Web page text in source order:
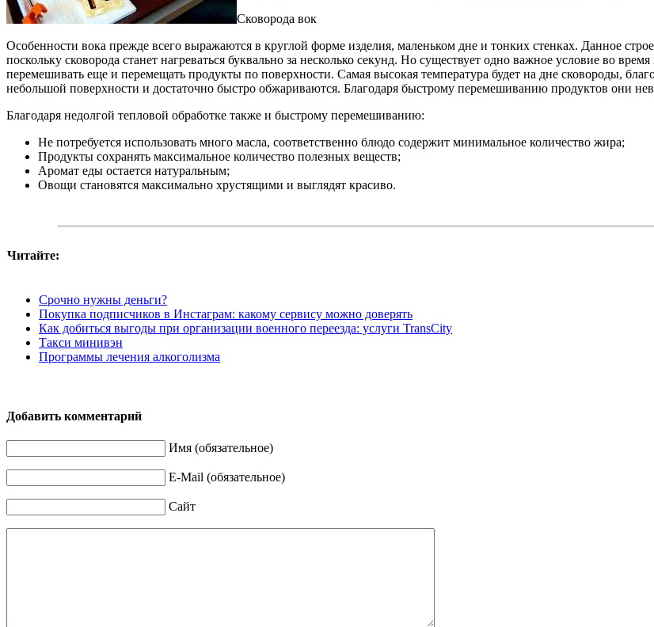
Сковорода вок
Особенности вока прежде всего выражаются в круглой форме изделия, маленьком дне и тонких стенках. Данное
поскольку сковорода станет нагреваться буквально за несколько секунд. Но существует одно важное условие во
перемешивать еще и перемещать продукты по поверхности. Самая высокая температура будет на дне сковороды,
небольшой поверхности и достаточно быстро обжариваются. Благодаря быстрому перемешиванию продуктов они
Благодаря недолгой тепловой обработке также и быстрому перемешиванию:
Не потребуется использовать много масла, соответственно блюдо содержит минимальное количество жира;
Продукты сохранять максимальное количество полезных веществ;
Аромат еды остается натуральным;
Овощи становятся максимально хрустящими и выглядят красиво.
Читайте:
Срочно нужны деньги?
Покупка подписчиков в Инстаграм: какому сервису можно доверять
Как добиться выгоды при организации военного переезда: услуги TransCity
Такси минивэн
Программы лечения алкоголизма
Добавить комментарий
Имя (обязательное)
E-Mail (обязательное)
Сайт